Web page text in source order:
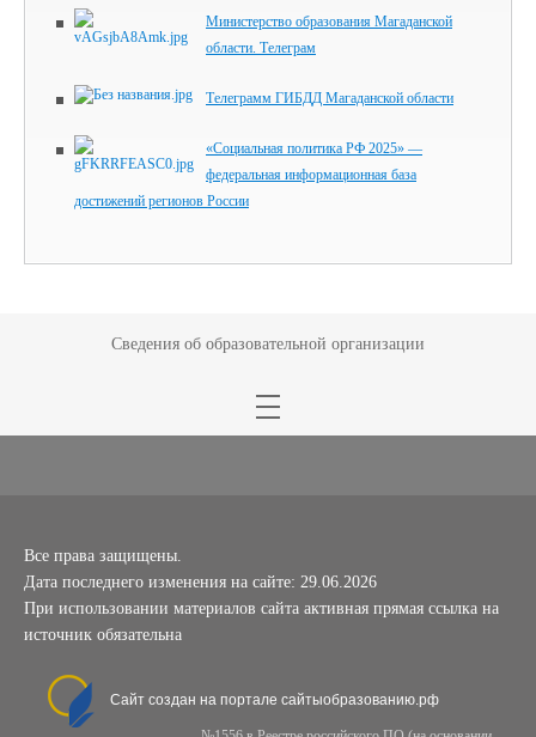
Министерство образования Магаданской
области. Телеграм
Телеграмм ГИБДД Магаданской области
«Социальная политика РФ 2025» —
федеральная информационная база
достижений регионов России
Сведения об образовательной организации
Все права защищены.
Дата последнего изменения на сайте: 29.06.2026
При использовании материалов сайта активная прямая ссылка на
источник обязательна
Сайт создан на портале сайтыобразованию.рф